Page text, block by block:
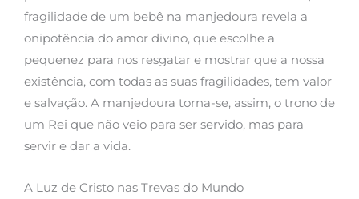
fragilidade de um bebê na manjedoura revela a
onipotência do amor divino, que escolhe a
pequenez para nos resgatar e mostrar que a nossa
existência, com todas as suas fragilidades, tem valor
e salvação. A manjedoura torna-se, assim, o trono de
um Rei que não veio para ser servido, mas para
servir e dar a vida.
A Luz de Cristo nas Trevas do Mundo